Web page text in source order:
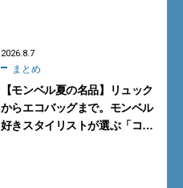
2026.8.7
まとめ
【モンベル夏の名品】リュック
からエコバッグまで。モンベル
好きスタイリストが選ぶ「コス